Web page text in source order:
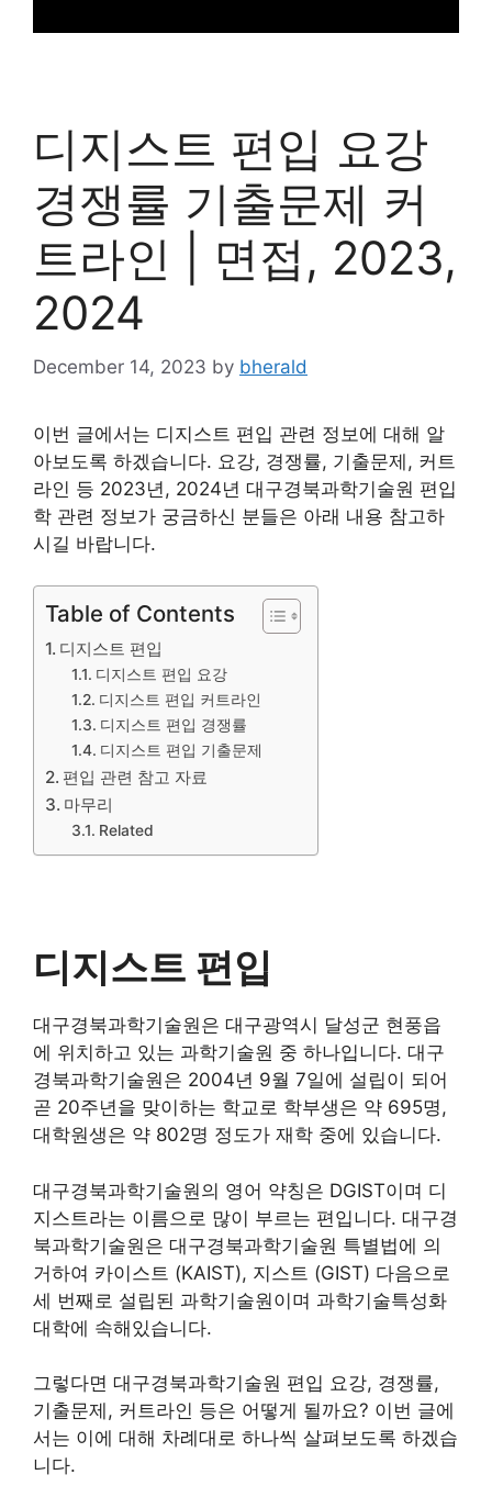
디지스트 편입 요강
경쟁률 기출문제 커
트라인 | 면접, 2023,
2024
December 14, 2023 by bherald
이번 글에서는 디지스트 편입 관련 정보에 대해 알
아보도록 하겠습니다. 요강, 경쟁률, 기출문제, 커트
라인 등 2023년, 2024년 대구경북과학기술원 편입
학 관련 정보가 궁금하신 분들은 아래 내용 참고하
시길 바랍니다.
Table of Contents
디지스트 편입
디지스트 편입 요강
디지스트 편입 커트라인
디지스트 편입 경쟁률
디지스트 편입 기출문제
편입 관련 참고 자료
마무리
Related
디지스트 편입
대구경북과학기술원은 대구광역시 달성군 현풍읍
에 위치하고 있는 과학기술원 중 하나입니다. 대구
경북과학기술원은 2004년 9월 7일에 설립이 되어
곧 20주년을 맞이하는 학교로 학부생은 약 695명,
대학원생은 약 802명 정도가 재학 중에 있습니다.
대구경북과학기술원의 영어 약칭은 DGIST이며 디
지스트라는 이름으로 많이 부르는 편입니다. 대구경
북과학기술원은 대구경북과학기술원 특별법에 의
거하여 카이스트 (KAIST), 지스트 (GIST) 다음으로
세 번째로 설립된 과학기술원이며 과학기술특성화
대학에 속해있습니다.
그렇다면 대구경북과학기술원 편입 요강, 경쟁률,
기출문제, 커트라인 등은 어떻게 될까요? 이번 글에
서는 이에 대해 차례대로 하나씩 살펴보도록 하겠습
니다.